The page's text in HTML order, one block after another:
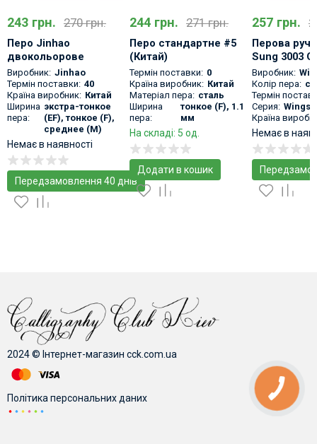
243 грн. 270 грн.
Перо Jinhao
двокольорове
позолочене.
Виробник: Jinhao
Термін поставки: 40
Країна виробник: Китай
Ширина
пера:
экстра-тонкое
(EF), тонкое (F),
среднее (M)
Немає в наявності
Передзамовлення 40 днів
244 грн. 271 грн.
Перо стандартне #5
(Китай)
Термін поставки: 0
Країна виробник: Китай
Матеріал пера: сталь
Ширина
пера:
тонкое (F), 1.1
мм
На складі: 5 од.
Додати в кошик
257 грн.
Перова
Sung 3003
Виробник:
Колір пера:
Термін
Серия: Wings
Країна
Немає в
2024 © Інтернет-магазин cck.com.ua
Політика персональних даних